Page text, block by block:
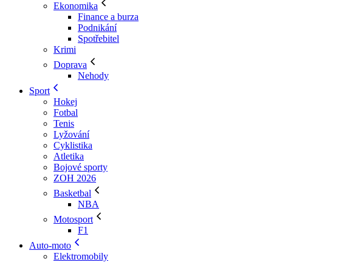
Ekonomika
Finance a burza
Podnikání
Spotřebitel
Krimi
Doprava
Nehody
Sport
Hokej
Fotbal
Tenis
Lyžování
Cyklistika
Atletika
Bojové sporty
ZOH 2026
Basketbal
NBA
Motosport
F1
Auto-moto
Elektromobily